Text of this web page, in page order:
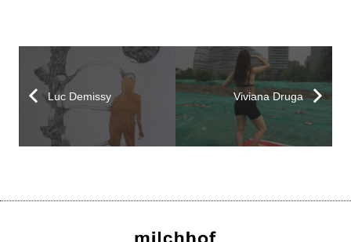
Luc Demissy Viviana Druga